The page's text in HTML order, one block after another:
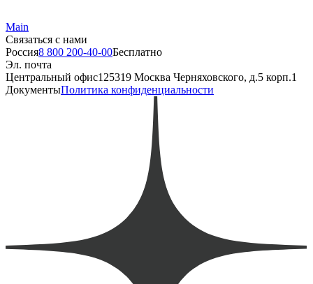
Main
Связаться с нами
Россия8 800 200-40-00Бесплатно
Эл. почта
Центральный офис125319 Москва Черняховского, д.5 корп.1
ДокументыПолитика конфиденциальности